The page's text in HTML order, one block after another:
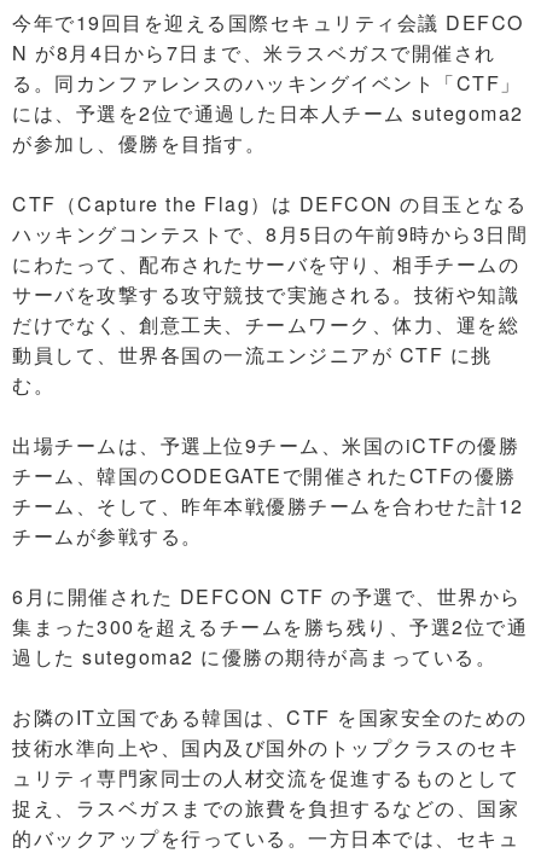
今年で19回目を迎える国際セキュリティ会議 DEFCO
N が8月4日から7日まで、米ラスベガスで開催され
る。同カンファレンスのハッキングイベント「CTF」
には、予選を2位で通過した日本人チーム sutegoma2
が参加し、優勝を目指す。
CTF（Capture the Flag）は DEFCON の目玉となる
ハッキングコンテストで、8月5日の午前9時から3日間
にわたって、配布されたサーバを守り、相手チームの
サーバを攻撃する攻守競技で実施される。技術や知識
だけでなく、創意工夫、チームワーク、体力、運を総
動員して、世界各国の一流エンジニアが CTF に挑
む。
出場チームは、予選上位9チーム、米国のiCTFの優勝
チーム、韓国のCODEGATEで開催されたCTFの優勝
チーム、そして、昨年本戦優勝チームを合わせた計12
チームが参戦する。
6月に開催された DEFCON CTF の予選で、世界から
集まった300を超えるチームを勝ち残り、予選2位で通
過した sutegoma2 に優勝の期待が高まっている。
お隣のIT立国である韓国は、CTF を国家安全のための
技術水準向上や、国内及び国外のトップクラスのセキ
ュリティ専門家同士の人材交流を促進するものとして
捉え、ラスベガスまでの旅費を負担するなどの、国家
的バックアップを行っている。一方日本では、セキュ